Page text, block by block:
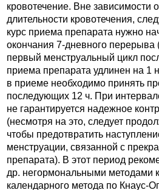
кровотечение. Вне зависимости
длительности кровотечения,
курс приема препарата нужно
окончания 7-дневного перерыва
первый менструальный цикл
приема препарата удлинен на 1
в приеме необходимо принять
последующих 12 ч. При
не гарантируется надежное
(несмотря на это, следует
чтобы предотвратить
менструации, связанной с
препарата). В этот период
др. негормональными методами
календарного метода по Кнаус-